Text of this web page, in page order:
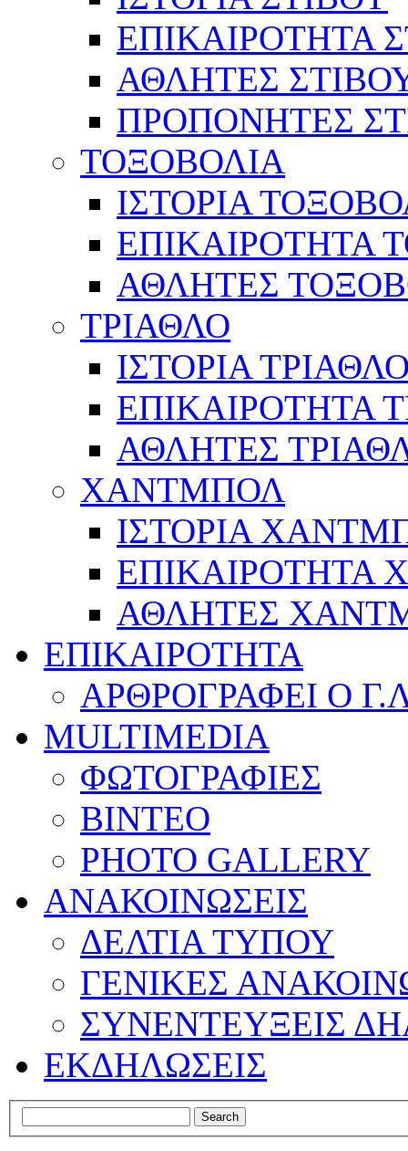
ΕΠΙΚΑΙΡΟΤΗΤΑ
ΑΘΛΗΤΕΣ
ΠΡΟΠΟΝΗΤΕΣ
ΤΟΞΟΒΟΛΙΑ
ΙΣΤΟΡΙΑ
ΕΠΙΚΑΙΡΟΤΗΤΑ
ΑΘΛΗΤΕΣ
ΤΡΙΑΘΛΟ
ΙΣΤΟΡΙΑ
ΕΠΙΚΑΙΡΟΤΗΤΑ
ΑΘΛΗΤΕΣ
ΧΑΝΤΜΠΟΛ
ΙΣΤΟΡΙΑ
ΕΠΙΚΑΙΡΟΤΗΤΑ
ΑΘΛΗΤΕΣ
ΕΠΙΚΑΙΡΟΤΗΤΑ
ΑΡΘΡΟΓΡΑΦΕΙ Ο
MULTIMEDIA
ΦΩΤΟΓΡΑΦΙΕΣ
ΒΙΝΤΕΟ
PHOTO GALLERY
ΑΝΑΚΟΙΝΩΣΕΙΣ
ΔΕΛΤΙΑ ΤΥΠΟΥ
ΓΕΝΙΚΕΣ
ΣΥΝΕΝΤΕΥΞΕΙΣ
ΕΚΔΗΛΩΣΕΙΣ